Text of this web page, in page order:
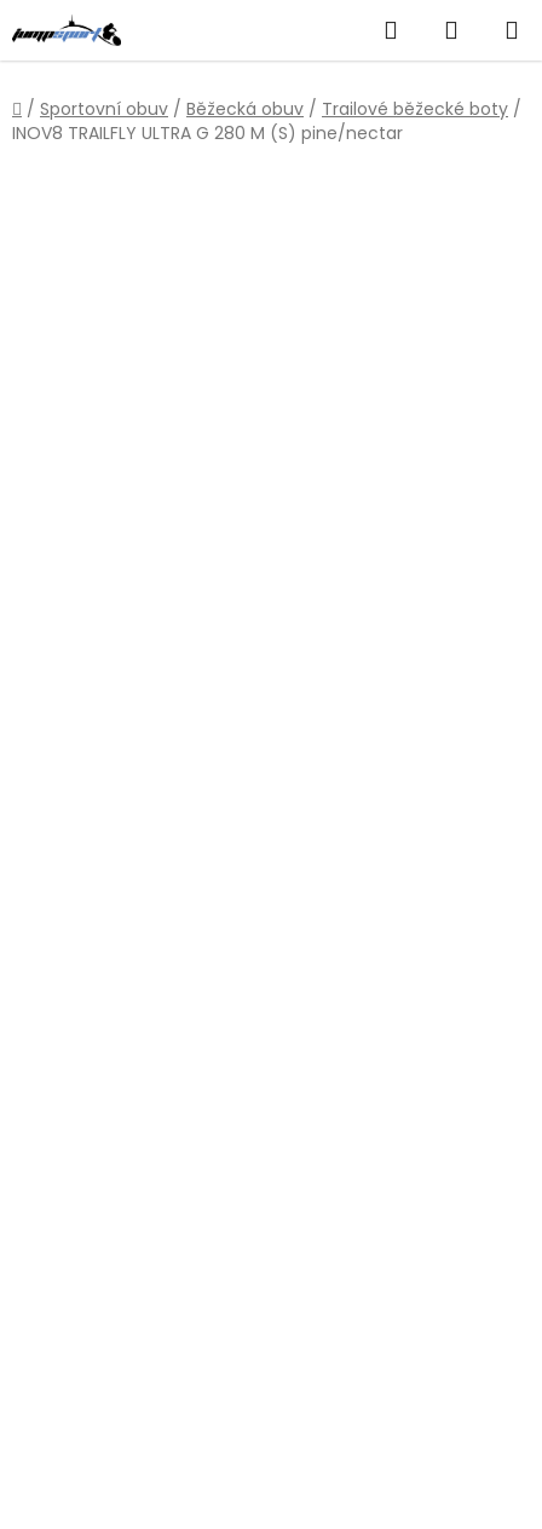
na
obsah
Hledat
KOŠÍK
Domů
/ Sportovní obuv / Běžecká obuv / Trailové běžecké boty /
INOV8 TRAILFLY ULTRA G 280 M (S) pine/nectar